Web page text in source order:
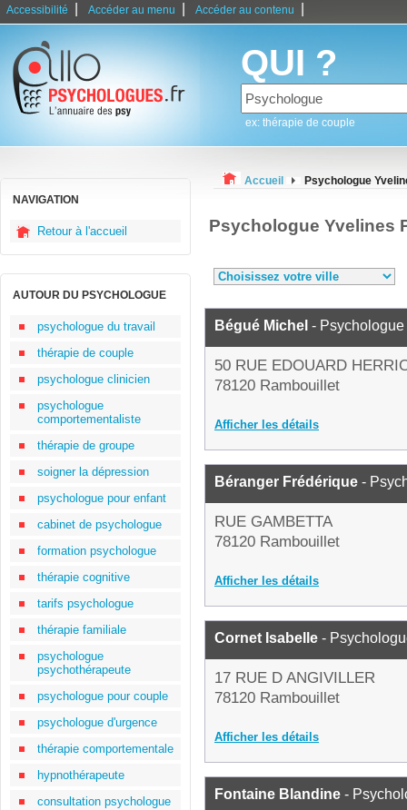
Accessibilité Accéder au menu Accéder au contenu
QUI ?
ex: thérapie de couple
NAVIGATION
Retour à l'accueil
AUTOUR DU PSYCHOLOGUE
psychologue du travail
thérapie de couple
psychologue clinicien
psychologue
comportementaliste
thérapie de groupe
soigner la dépression
psychologue pour enfant
cabinet de psychologue
formation psychologue
thérapie cognitive
tarifs psychologue
thérapie familiale
psychologue
psychothérapeute
psychologue pour couple
psychologue d'urgence
thérapie comportementale
hypnothérapeute
consultation psychologue
Accueil Psychologue
Psychologue Yvelines
Bégué Michel - Psychologue
50 RUE EDOUARD
78120 Rambouillet
Afficher les détails
Béranger Frédérique -
RUE GAMBETTA
78120 Rambouillet
Afficher les détails
Cornet Isabelle -
17 RUE D ANGIVILLER
78120 Rambouillet
Afficher les détails
Fontaine Blandine -